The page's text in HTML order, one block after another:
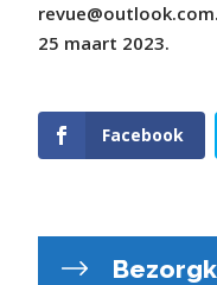
25 maart 2023.
Facebook